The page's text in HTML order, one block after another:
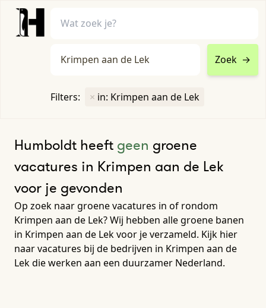
Zoek →
Filters: × in: Krimpen aan de Lek
Humboldt heeft geen groene
vacatures in Krimpen aan de Lek
voor je gevonden
Op zoek naar groene vacatures in of rondom
Krimpen aan de Lek? Wij hebben alle groene banen
in Krimpen aan de Lek voor je verzameld. Kijk hier
naar vacatures bij de bedrijven in Krimpen aan de
Lek die werken aan een duurzamer Nederland.